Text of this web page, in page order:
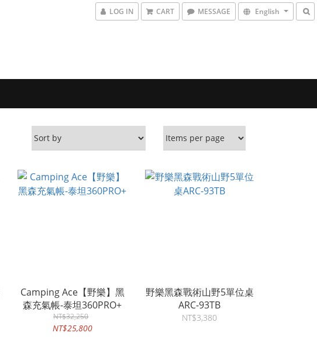
LOG IN CART MESSAGE English
Camping Ace【野樂】黑
森充氣帳-泰坦360PRO+
NT$32,250
NT$25,800
野樂黑森戰術山野5單位桌
ARC-93TB
NT$3,380